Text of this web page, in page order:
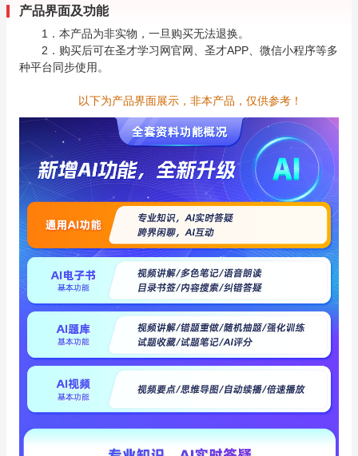
产品界面及功能
1．本产品为非实物，一旦购买无法退换。
2．购买后可在圣才学习网官网、圣才APP、微信小程序等多
种平台同步使用。
以下为产品界面展示，非本产品，仅供参考！